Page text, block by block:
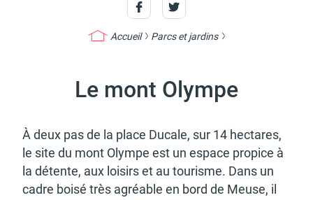
Mariage et PACS Décès
Accueil Parcs et jardins
Le mont Olympe
À deux pas de la place Ducale, sur 14 hectares,
le site du mont Olympe est un espace propice à
la détente, aux loisirs et au tourisme. Dans un
cadre boisé très agréable en bord de Meuse, il